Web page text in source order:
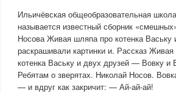
Ильичёвская общеобразовательная
называется известный сборник
Носова Живая шляпа про котенка
раскрашивали картинки и. Рассказ
котенка Ваську и двух друзей — Вовку и
Ребятам о зверятах. Николай Носов.
— и вдруг как закричит: — Ай-ай-ай!